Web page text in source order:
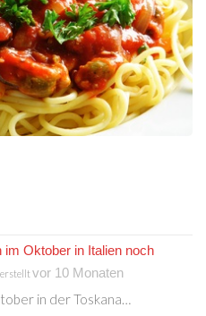
im Oktober in Italien noch
erstellt vor 10 Monaten
in der Toskana…